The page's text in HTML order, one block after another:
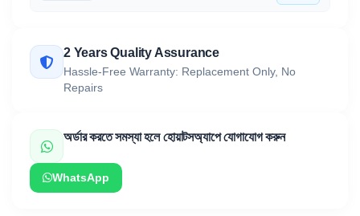
2 Years Quality Assurance
Hassle-Free Warranty: Replacement Only, No
Repairs
অর্ডার করতে সমস্যা হলে হোয়াটসঅ্যাপে যোগাযোগ করুন
WhatsApp